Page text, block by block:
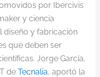
por Ibercivis
y ciencia
diseño y fabricación
que deben ser
Jorge García,
de Tecnalia, aportó la